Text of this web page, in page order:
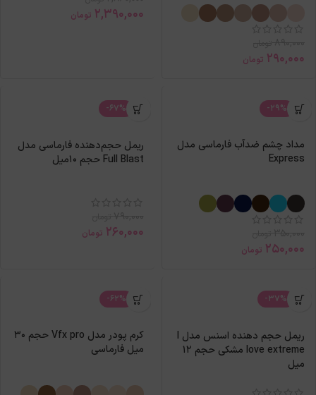
290,000 تومان
2,390,000 تومان
-29%
مداد چشم ضدآب فارماسی مدل
Express
250,000 تومان
-67%
ریمل حجم‌دهنده فارماسی مدل
Full Blast حجم 10میل
260,000 تومان
-37%
ريمل حجم دهنده اسنس مدل I
love extreme مشكی حجم 12
ميل
-62%
کرم پودر مدل Vfx pro حجم 30
میل فارماسی